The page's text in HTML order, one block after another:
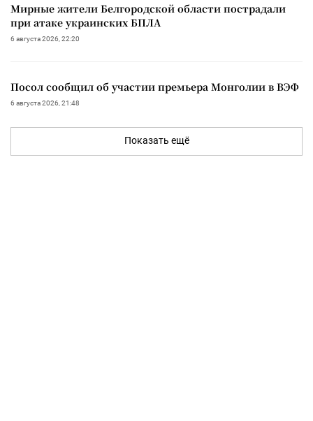
Мирные жители Белгородской области пострадали
при атаке украинских БПЛА
6 августа 2026, 22:20
Посол сообщил об участии премьера Монголии в ВЭФ
6 августа 2026, 21:48
Показать ещё